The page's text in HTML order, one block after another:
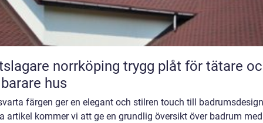
norrköping trygg plåt för tätare och
hus
färgen ger en elegant och stilren touch till
artikel kommer vi att ge en grundlig översikt över badrum med